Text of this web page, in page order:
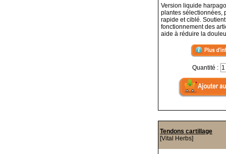
Version liquide
plantes sélectionnées,
rapide et ciblé.
fonctionnement des
aide à réduire la
Quantité :
Tendons cartillage
[Vital Herbs]